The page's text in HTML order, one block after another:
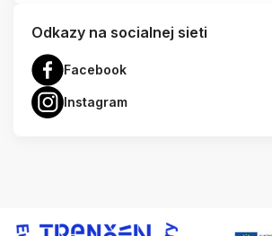
Odkazy na socialnej sieti
Facebook
Instagram